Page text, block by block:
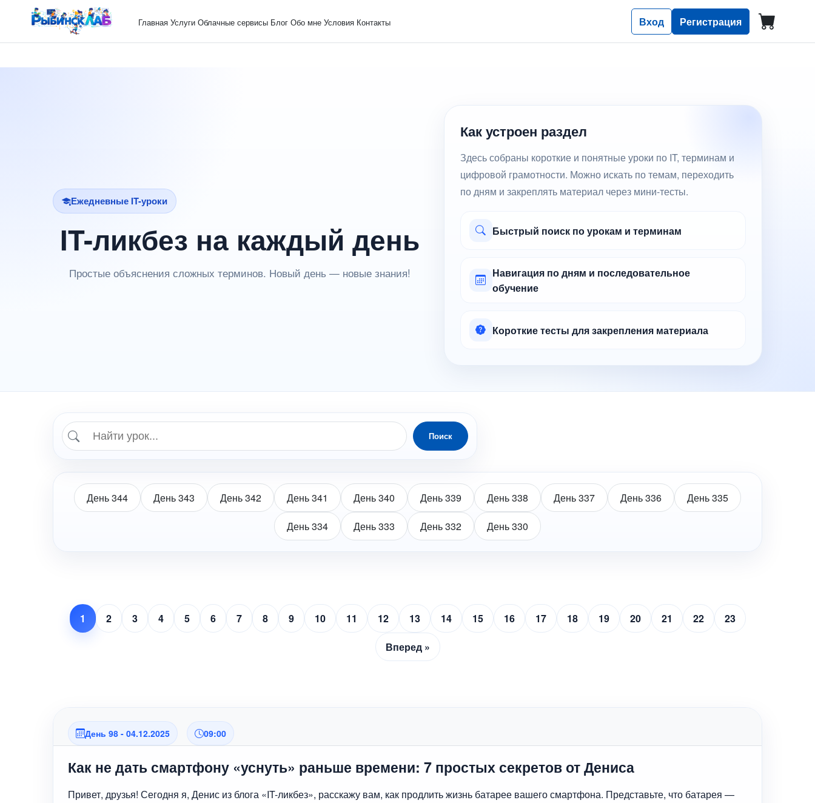
Главная Услуги Облачные сервисы Блог Обо мне Условия Контакты Вход Регистрация
Ежедневные IT-уроки
IT-ликбез на каждый день
Простые объяснения сложных терминов. Новый день — новые знания!
Как устроен раздел
Здесь собраны короткие и понятные уроки по IT, терминам и
цифровой грамотности. Можно искать по темам, переходить
по дням и закреплять материал через мини-тесты.
Быстрый поиск по урокам и терминам
Навигация по дням и последовательное
обучение
Короткие тесты для закрепления материала
Поиск
День 344 День 343 День 342 День 341 День 340 День 339 День 338 День 337 День 336 День 335
День 334 День 333 День 332 День 330
1 2 3 4 5 6 7 8 9 10 11 12 13 14 15 16 17 18 19 20 21 22 23
Вперед »
День 98 - 04.12.2025 09:00
Как не дать смартфону «уснуть» раньше времени: 7 простых секретов от Дениса
Привет, друзья! Сегодня я, Денис из блога «IT-ликбез», расскажу вам, как продлить жизнь батарее вашего смартфона. Представьте, что батарея —